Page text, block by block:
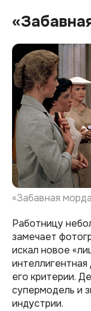
«Забавная
Работницу
замечает
искал новое
его критерии.
супермодель и
индустрии.